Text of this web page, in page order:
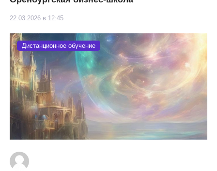
22.03.2026 в 12:45
Дистанционное обучение